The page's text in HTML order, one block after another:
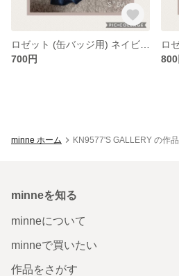
700円
800
minne ホーム KN9577'S GALLERY の作
minneを知る
minneについて
minneで買いたい
作品をさがす